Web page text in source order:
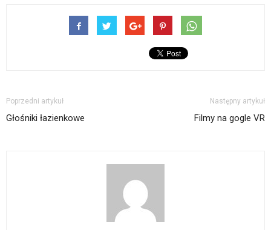
Poprzedni artykuł
Głośniki łazienkowe
Następny artykuł
Filmy na gogle VR